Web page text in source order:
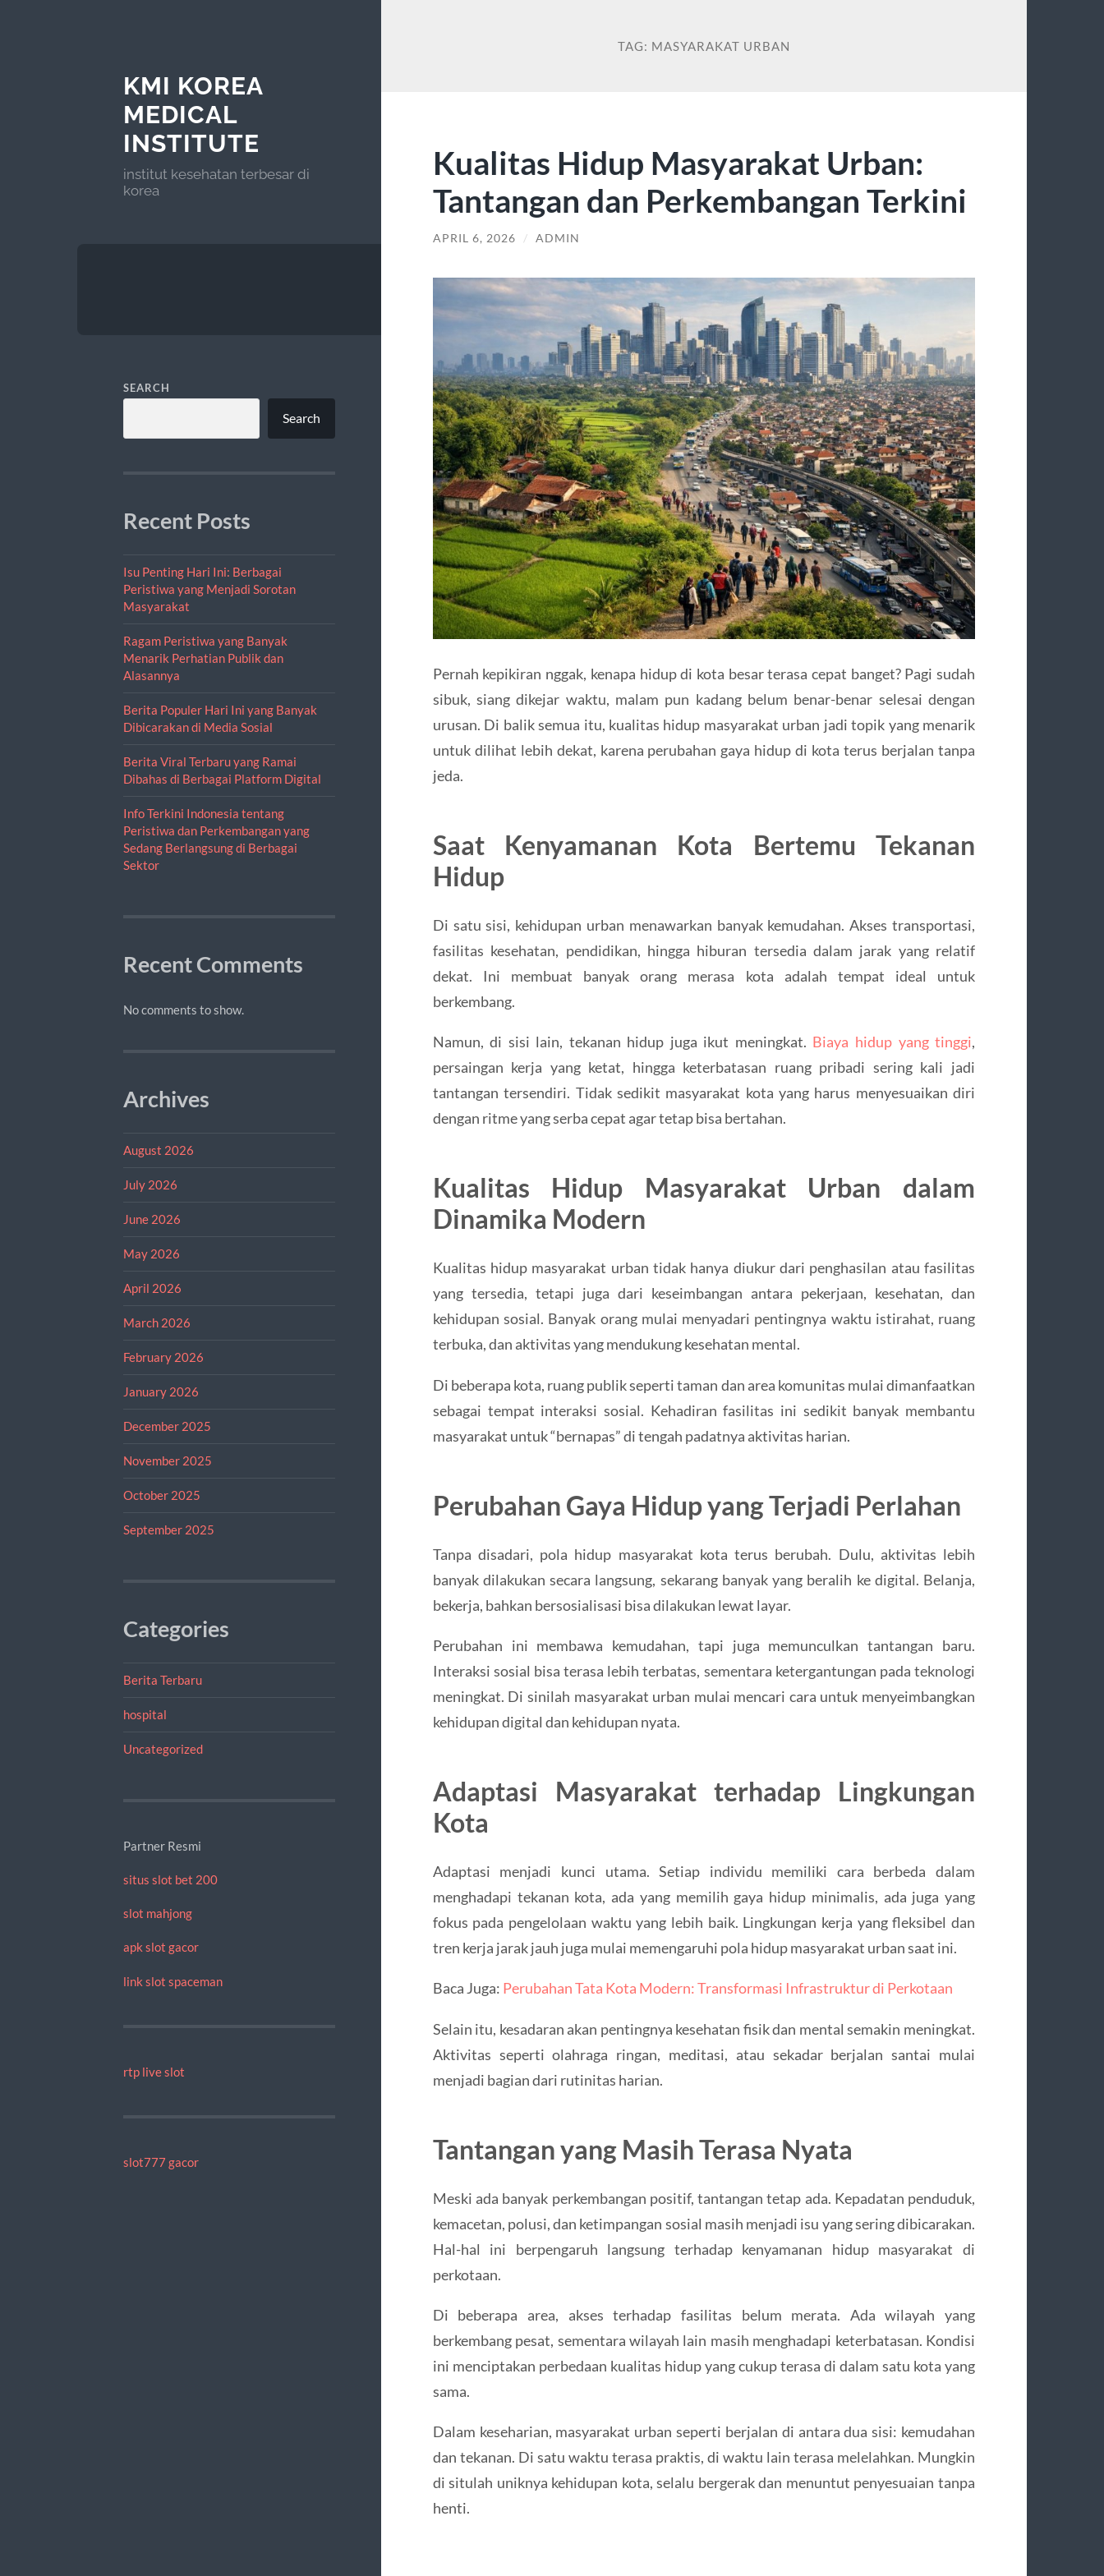
KMI KOREA
MEDICAL
INSTITUTE
institut kesehatan terbesar di
korea
SEARCH
Search
Recent Posts
Isu Penting Hari Ini: Berbagai
Peristiwa yang Menjadi Sorotan
Masyarakat
Ragam Peristiwa yang Banyak
Menarik Perhatian Publik dan
Alasannya
Berita Populer Hari Ini yang Banyak
Dibicarakan di Media Sosial
Berita Viral Terbaru yang Ramai
Dibahas di Berbagai Platform Digital
Info Terkini Indonesia tentang
Peristiwa dan Perkembangan yang
Sedang Berlangsung di Berbagai
Sektor
Recent Comments
No comments to show.
Archives
August 2026
July 2026
June 2026
May 2026
April 2026
March 2026
February 2026
January 2026
December 2025
November 2025
October 2025
September 2025
Categories
Berita Terbaru
hospital
Uncategorized
Partner Resmi
situs slot bet 200
slot mahjong
apk slot gacor
link slot spaceman
rtp live slot
slot777 gacor
TAG: MASYARAKAT URBAN
Kualitas Hidup Masyarakat Urban:
Tantangan dan Perkembangan Terkini
APRIL 6, 2026 / ADMIN
Pernah kepikiran nggak, kenapa hidup di kota besar terasa cepat banget? Pagi sudah
sibuk, siang dikejar waktu, malam pun kadang belum benar-benar selesai dengan
urusan. Di balik semua itu, kualitas hidup masyarakat urban jadi topik yang menarik
untuk dilihat lebih dekat, karena perubahan gaya hidup di kota terus berjalan tanpa
jeda.
Saat Kenyamanan Kota Bertemu Tekanan
Hidup
Di satu sisi, kehidupan urban menawarkan banyak kemudahan. Akses transportasi,
fasilitas kesehatan, pendidikan, hingga hiburan tersedia dalam jarak yang relatif
dekat. Ini membuat banyak orang merasa kota adalah tempat ideal untuk
berkembang.
Namun, di sisi lain, tekanan hidup juga ikut meningkat. Biaya hidup yang tinggi,
persaingan kerja yang ketat, hingga keterbatasan ruang pribadi sering kali jadi
tantangan tersendiri. Tidak sedikit masyarakat kota yang harus menyesuaikan diri
dengan ritme yang serba cepat agar tetap bisa bertahan.
Kualitas Hidup Masyarakat Urban dalam
Dinamika Modern
Kualitas hidup masyarakat urban tidak hanya diukur dari penghasilan atau fasilitas
yang tersedia, tetapi juga dari keseimbangan antara pekerjaan, kesehatan, dan
kehidupan sosial. Banyak orang mulai menyadari pentingnya waktu istirahat, ruang
terbuka, dan aktivitas yang mendukung kesehatan mental.
Di beberapa kota, ruang publik seperti taman dan area komunitas mulai dimanfaatkan
sebagai tempat interaksi sosial. Kehadiran fasilitas ini sedikit banyak membantu
masyarakat untuk “bernapas” di tengah padatnya aktivitas harian.
Perubahan Gaya Hidup yang Terjadi Perlahan
Tanpa disadari, pola hidup masyarakat kota terus berubah. Dulu, aktivitas lebih
banyak dilakukan secara langsung, sekarang banyak yang beralih ke digital. Belanja,
bekerja, bahkan bersosialisasi bisa dilakukan lewat layar.
Perubahan ini membawa kemudahan, tapi juga memunculkan tantangan baru.
Interaksi sosial bisa terasa lebih terbatas, sementara ketergantungan pada teknologi
meningkat. Di sinilah masyarakat urban mulai mencari cara untuk menyeimbangkan
kehidupan digital dan kehidupan nyata.
Adaptasi Masyarakat terhadap Lingkungan
Kota
Adaptasi menjadi kunci utama. Setiap individu memiliki cara berbeda dalam
menghadapi tekanan kota, ada yang memilih gaya hidup minimalis, ada juga yang
fokus pada pengelolaan waktu yang lebih baik. Lingkungan kerja yang fleksibel dan
tren kerja jarak jauh juga mulai memengaruhi pola hidup masyarakat urban saat ini.
Baca Juga: Perubahan Tata Kota Modern: Transformasi Infrastruktur di Perkotaan
Selain itu, kesadaran akan pentingnya kesehatan fisik dan mental semakin meningkat.
Aktivitas seperti olahraga ringan, meditasi, atau sekadar berjalan santai mulai
menjadi bagian dari rutinitas harian.
Tantangan yang Masih Terasa Nyata
Meski ada banyak perkembangan positif, tantangan tetap ada. Kepadatan penduduk,
kemacetan, polusi, dan ketimpangan sosial masih menjadi isu yang sering dibicarakan.
Hal-hal ini berpengaruh langsung terhadap kenyamanan hidup masyarakat di
perkotaan.
Di beberapa area, akses terhadap fasilitas belum merata. Ada wilayah yang
berkembang pesat, sementara wilayah lain masih menghadapi keterbatasan. Kondisi
ini menciptakan perbedaan kualitas hidup yang cukup terasa di dalam satu kota yang
sama.
Dalam keseharian, masyarakat urban seperti berjalan di antara dua sisi: kemudahan
dan tekanan. Di satu waktu terasa praktis, di waktu lain terasa melelahkan. Mungkin
di situlah uniknya kehidupan kota, selalu bergerak dan menuntut penyesuaian tanpa
henti.